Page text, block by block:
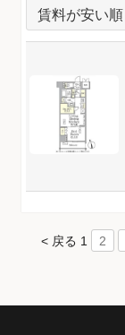
< 戻る 1 2